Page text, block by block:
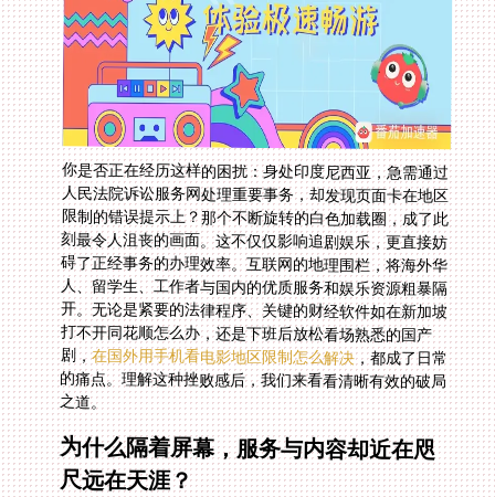
你是否正在经历这样的困扰：身处印度尼西亚，急需通过
人民法院诉讼服务网处理重要事务，却发现页面卡在地区
限制的错误提示上？那个不断旋转的白色加载圈，成了此
刻最令人沮丧的画面。这不仅仅影响追剧娱乐，更直接妨
碍了正经事务的办理效率。互联网的地理围栏，将海外华
人、留学生、工作者与国内的优质服务和娱乐资源粗暴隔
开。无论是紧要的法律程序、关键的财经软件如在新加坡
打不开同花顺怎么办，还是下班后放松看场熟悉的国产
剧，在国外用手机看电影地区限制怎么解决，都成了日常
的痛点。理解这种挫败感后，我们来看看清晰有效的破局
之道。
为什么隔着屏幕，服务与内容却近在咫
尺远在天涯？